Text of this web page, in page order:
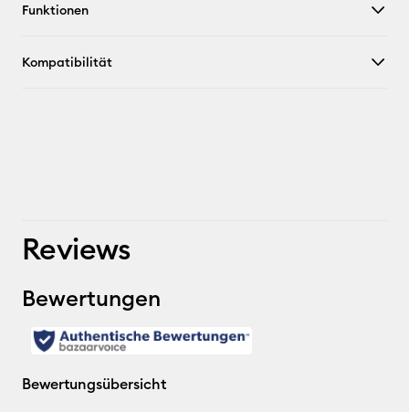
Funktionen
Kompatibilität
Reviews